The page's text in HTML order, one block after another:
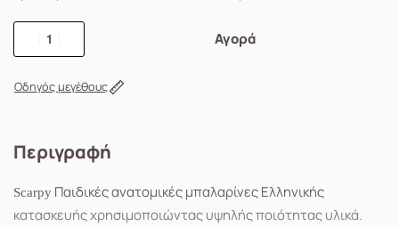
Αγορά
Οδηγός μεγέθους
Περιγραφή
Scarpy Παιδικές ανατομικές μπαλαρίνες Ελληνικής
κατασκευής χρησιμοποιώντας υψηλής ποιότητας υλικά.